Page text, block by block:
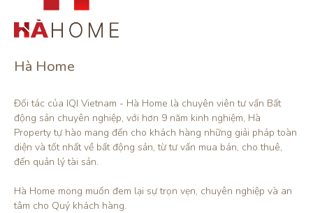
Hà Home
Đối tác của IQI Vietnam - Hà Home là chuyên viên tư vấn Bất
động sản chuyên nghiệp, với hơn 9 năm kinh nghiệm, Hà
Property tự hào mang đến cho khách hàng những giải pháp toàn
diện và tốt nhất về bất động sản, từ tư vấn mua bán, cho thuê,
đến quản lý tài sản.
Hà Home mong muốn đem lại sự trọn vẹn, chuyên nghiệp và an
tâm cho Quý khách hàng.